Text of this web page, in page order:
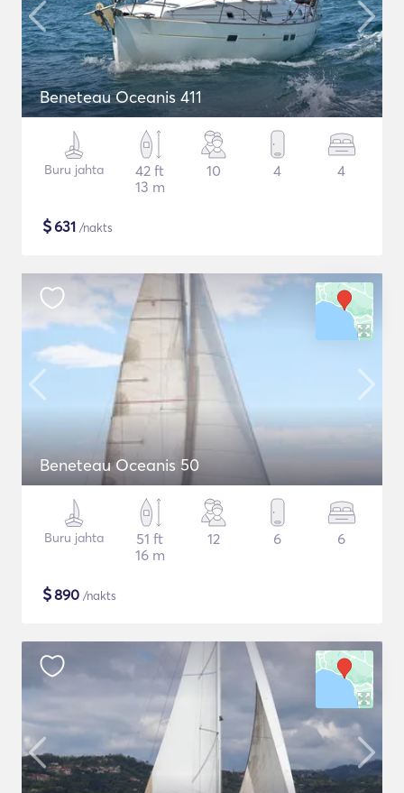
Beneteau Oceanis 411
Buru jahta
42 ft
13 m
10 4 4
$631 /nakts
Beneteau Oceanis 50
Buru jahta
51 ft
16 m
12 6 6
$890 /nakts